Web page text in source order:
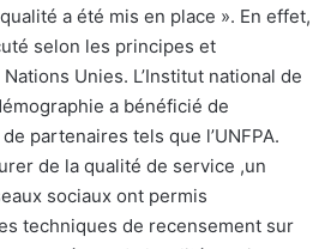
a été mis en place ». En effet,
selon les principes et
Unies. L’Institut national de
a bénéficié de
partenaires tels que l’UNFPA.
de la qualité de service ,un
sociaux ont permis
techniques de recensement sur